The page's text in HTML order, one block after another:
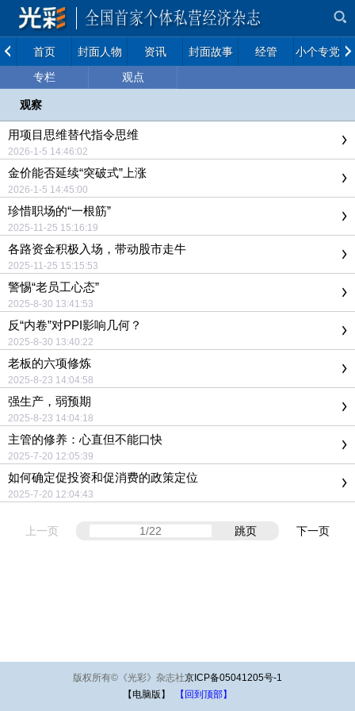
首页 封面人物 资讯 封面故事 经管
小个专党建
专栏
观点
观察
用项目思维替代指令思维
2026-1-5 14:46:02
金价能否延续“突破式”上涨
2026-1-5 14:45:00
珍惜职场的“一根筋”
2025-11-25 15:16:19
各路资金积极入场，带动股市走牛
2025-11-25 15:15:53
警惕“老员工心态”
2025-8-30 13:41:53
反“内卷”对PPI影响几何？
2025-8-30 13:40:22
老板的六项修炼
2025-8-23 14:04:58
强生产，弱预期
2025-8-23 14:04:18
主管的修养：心直但不能口快
2025-7-20 12:05:39
如何确定促投资和促消费的政策定位
2025-7-20 12:04:43
上一页 跳页 下一页
版权所有© 《光彩》杂志社京ICP备05041205号-1
【电脑版】
【回到顶部】